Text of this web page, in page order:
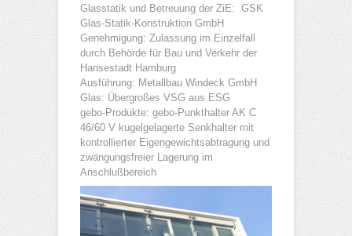
Glasstatik und Betreuung der ZiE: GSK
Glas-Statik-Konstruktion GmbH
Genehmigung: Zulassung im Einzelfall
durch Behörde für Bau und Verkehr der
Hansestadt Hamburg
Ausführung: Metallbau Windeck GmbH
Glas: Übergroßes VSG aus ESG
gebo-Produkte: gebo-Punkthalter AK C
46/60 V kugelgelagerte Senkhalter mit
kontrollierter Eigengewichtsabtragung und
zwängungsfreier Lagerung im
Anschlußbereich